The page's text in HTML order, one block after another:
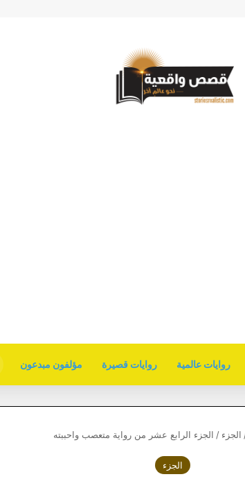
روايات عالمية روايات قصيرة مؤلفون مبدعون
الجزء / الجزء الرابع عشر من رواية متعصب واحببته
الجزء